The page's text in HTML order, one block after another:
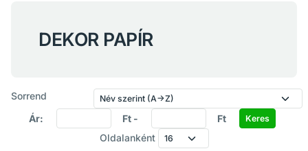
DEKOR PAPÍR
Sorrend
Ár:
Ft -
Ft
Oldalanként